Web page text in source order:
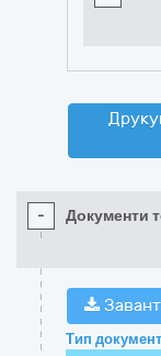
- Документи
Тип